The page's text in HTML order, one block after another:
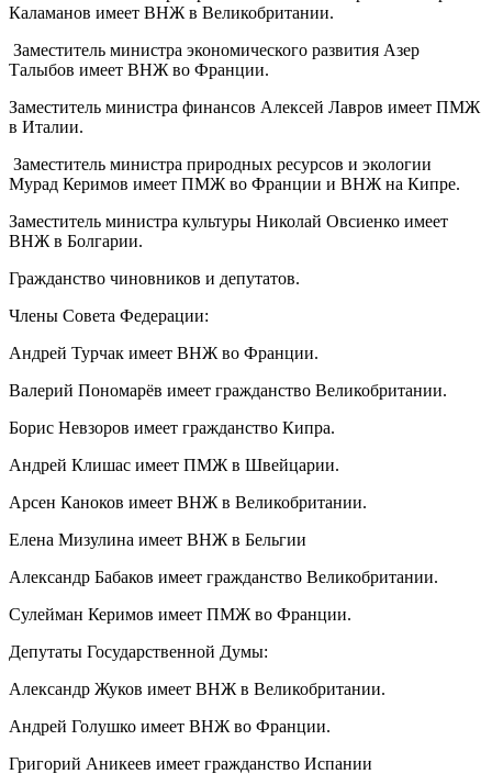
Каламанов имеет ВНЖ в Великобритании.
Заместитель министра экономического развития Азер
Талыбов имеет ВНЖ во Франции.
Заместитель министра финансов Алексей Лавров имеет ПМЖ
в Италии.
Заместитель министра природных ресурсов и экологии
Мурад Керимов имеет ПМЖ во Франции и ВНЖ на Кипре.
Заместитель министра культуры Николай Овсиенко имеет
ВНЖ в Болгарии.
Гражданство чиновников и депутатов.
Члены Совета Федерации:
Андрей Турчак имеет ВНЖ во Франции.
Валерий Пономарёв имеет гражданство Великобритании.
Борис Невзоров имеет гражданство Кипра.
Андрей Клишас имеет ПМЖ в Швейцарии.
Арсен Каноков имеет ВНЖ в Великобритании.
Елена Мизулина имеет ВНЖ в Бельгии
Александр Бабаков имеет гражданство Великобритании.
Сулейман Керимов имеет ПМЖ во Франции.
Депутаты Государственной Думы:
Александр Жуков имеет ВНЖ в Великобритании.
Андрей Голушко имеет ВНЖ во Франции.
Григорий Аникеев имеет гражданство Испании